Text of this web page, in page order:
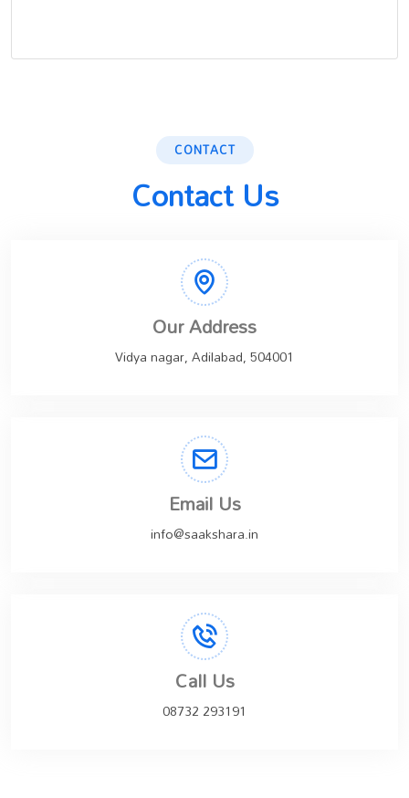
CONTACT
Contact Us
Our Address
Vidya nagar, Adilabad, 504001
Email Us
info@saakshara.in
Call Us
08732 293191